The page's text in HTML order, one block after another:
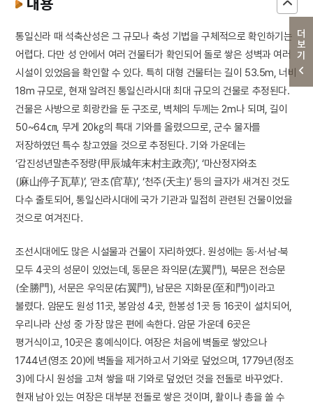
더보기
통일신라 때 석축산성은 그 규모나 축성 기법을 구체적으로 확인하기는
어렵다. 다만 성 안에서 여러 건물터가 확인되어 돌로 쌓은 성벽과 여러
시설이 있었음을 확인할 수 있다. 특히 대형 건물터는 길이 53.5m, 너비
18m 규모로, 현재 알려진 통일신라시대 최대 규모의 건물로 추정된다.
건물은 사방으로 회랑칸을 둔 구조로, 벽체의 두께는 2m나 되며, 길이
50~64㎝, 무게 20㎏의 특대 기와를 올렸으므로, 군수 물자를
저장하였던 특수 창고였을 것으로 추정된다. 기와 가운데는
‘갑진성년말촌주정량(甲辰城年末村主政亮)’, ‘마산정자와초
(麻山停子瓦草)’, ‘관초(官草)’, ‘천주(天主)’ 등의 글자가 새겨진 것도
다수 출토되어, 통일신라시대에 국가 기관과 밀접히 관련된 건물이었을
것으로 여겨진다.
조선시대에도 많은 시설물과 건물이 자리하였다. 원성에는 동·서·남·북
모두 4곳의 성문이 있었는데, 동문은 좌익문(左翼門), 북문은 전승문
(全勝門), 서문은 우익문(右翼門), 남문은 지화문(至和門)이라고
불렸다. 암문도 원성 11곳, 봉암성 4곳, 한봉성 1곳 등 16곳이 설치되어,
우리나라 산성 중 가장 많은 편에 속한다. 암문 가운데 6곳은
평거식이고, 10곳은 홍예식이다. 여장은 처음에 벽돌로 쌓았으나
1744년(영조 20)에 벽돌을 제거하고서 기와로 덮었으며, 1779년(정조
3)에 다시 원성을 고쳐 쌓을 때 기와로 덮었던 것을 전돌로 바꾸었다.
현재 남아 있는 여장은 대부분 전돌로 쌓은 것이며, 활이나 총을 쏠 수